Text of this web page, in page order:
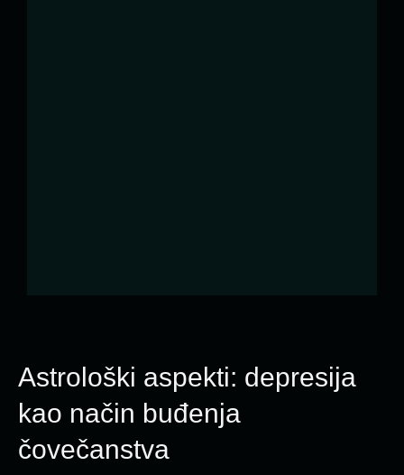
Astrološki aspekti: depresija
kao način buđenja
čovečanstva